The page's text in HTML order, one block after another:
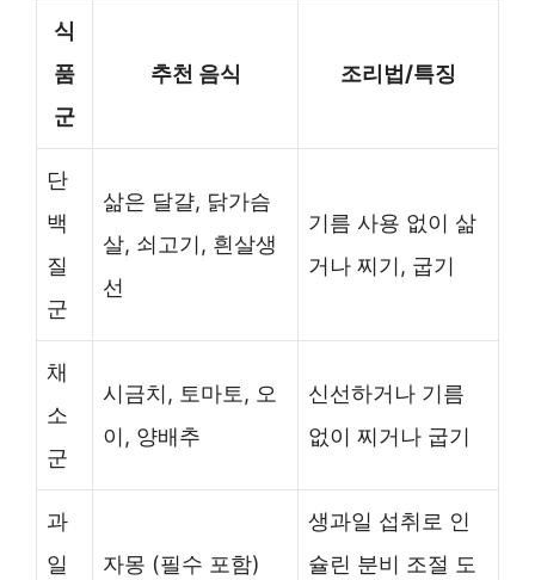
식
품
군
추천 음식 조리법/특징
단
백
질
군
삶은 달걀, 닭가슴
살, 쇠고기, 흰살생
선
기름 사용 없이 삶
거나 찌기, 굽기
채
소
군
시금치, 토마토, 오
이, 양배추
신선하거나 기름
없이 찌거나 굽기
과
일
자몽 (필수 포함)
생과일 섭취로 인
슐린 분비 조절 도